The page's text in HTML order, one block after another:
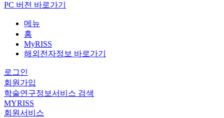
PC 버전 바로가기
메뉴
홈
MyRISS
해외전자정보 바로가기
로그인
회원가입
학술연구정보서비스 검색
MYRISS
회원서비스